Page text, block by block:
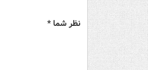
نظر شما *